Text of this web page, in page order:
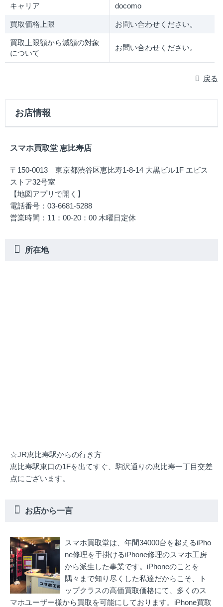
キャリア docomo
買取価格上限 お問い合わせください。
買取上限額から減額の対象
について
お問い合わせください。
戻る
お店情報
スマホ買取堂 恵比寿店
〒150-0013 東京都渋谷区恵比寿1-8-14 大黒ビル1F エビス
ストア32号室
【地図アプリで開く】
電話番号：03-6681-5288
営業時間：11：00-20：00 木曜日定休
所在地
☆JR恵比寿駅からの行き方
恵比寿駅東口の1Fを出てすぐ、駒沢通りの恵比寿一丁目交差
点にございます。
お店から一言
スマホ買取堂は、年間34000台を超えるiPho
ne修理を手掛けるiPhone修理のスマホ工房
から派生した事業です。iPhoneのことを
隅々まで知り尽くした私達だからこそ、ト
ップクラスの高価買取価格にて、多くのス
マホユーザー様から買取を可能にしております。iPhone買取